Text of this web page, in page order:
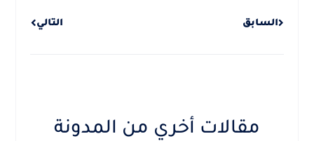
السابق التالي
مقالات أخري من المدونة